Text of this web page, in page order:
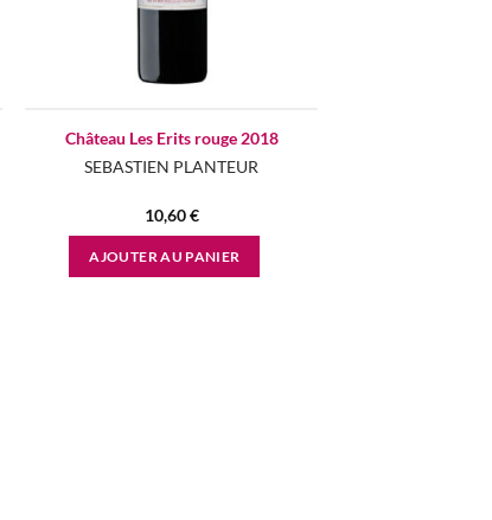
Château Les Erits rouge 2018
SEBASTIEN PLANTEUR
10,60€
AJOUTER AU PANIER